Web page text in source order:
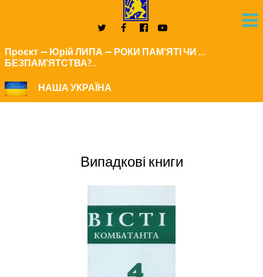
Проєкт — Юрій ЛИПА — РОКИ ПАМ'ЯТІ ЧИ ...
БЕЗПАМ’ЯТСТВА?..
НАША УКРАЇНА
Випадкові книги